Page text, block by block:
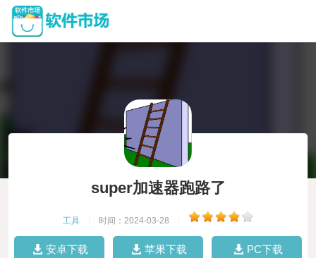
super加速器跑路了
工具 时间：2024-03-28
安卓下载 苹果下载 PC下载